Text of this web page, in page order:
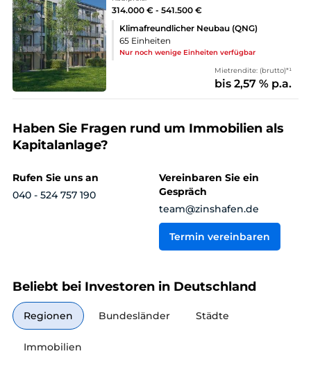
314.000 € - 541.500 €
Klimafreundlicher Neubau (QNG)
65 Einheiten
Nur noch wenige Einheiten verfügbar
Mietrendite: (brutto)*¹
bis 2,57 % p.a.
Haben Sie Fragen rund um Immobilien als
Kapitalanlage?
Rufen Sie uns an
040 - 524 757 190
Vereinbaren Sie ein
Gespräch
team@zinshafen.de
Termin vereinbaren
Beliebt bei Investoren in Deutschland
Regionen Bundesländer Städte
Immobilien